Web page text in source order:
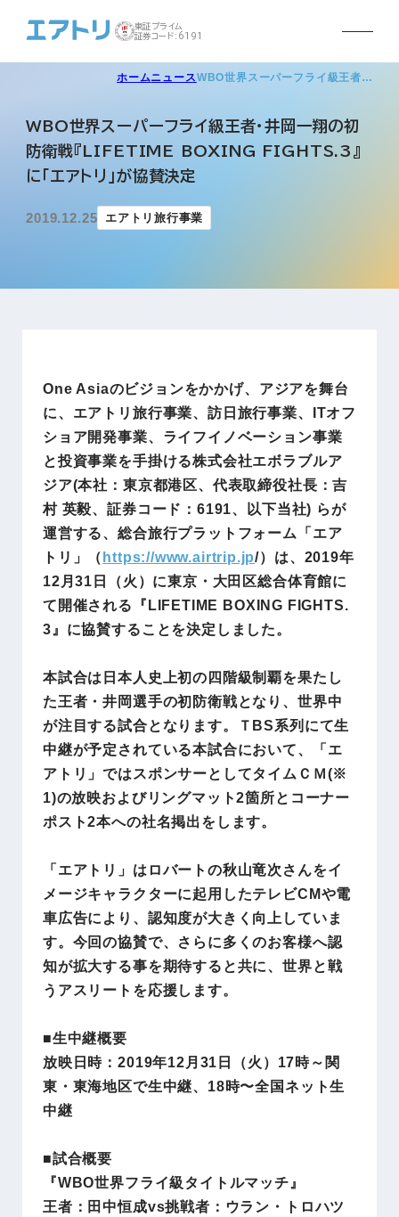
東証プライム
証券コード:6191
ホームニュースWBO世界スーパーフライ級王者…
WBO世界スーパーフライ級王者・井岡一翔の初
防衛戦『LIFETIME BOXING FIGHTS.3』
に「エアトリ」が協賛決定
2019.12.25 エアトリ旅行事業
One Asiaのビジョンをかかげ、アジアを舞台
に、エアトリ旅行事業、訪日旅行事業、ITオフ
ショア開発事業、ライフイノベーション事業
と投資事業を手掛ける株式会社エボラブルア
ジア(本社：東京都港区、代表取締役社長：吉
村 英毅、証券コード：6191、以下当社) らが
運営する、総合旅行プラットフォーム「エア
トリ」（https://www.airtrip.jp/）は、2019年
12月31日（火）に東京・大田区総合体育館に
て開催される『LIFETIME BOXING FIGHTS.
3』に協賛することを決定しました。
本試合は日本人史上初の四階級制覇を果たし
た王者・井岡選手の初防衛戦となり、世界中
が注目する試合となります。ＴBS系列にて生
中継が予定されている本試合において、「エ
アトリ」ではスポンサーとしてタイムＣＭ(※
1)の放映およびリングマット2箇所とコーナー
ポスト2本への社名掲出をします。
「エアトリ」はロバートの秋山竜次さんをイ
メージキャラクターに起用したテレビCMや電
車広告により、認知度が大きく向上していま
す。今回の協賛で、さらに多くのお客様へ認
知が拡大する事を期待すると共に、世界と戦
うアスリートを応援します。
■生中継概要
放映日時：2019年12月31日（火）17時～関
東・東海地区で生中継、18時〜全国ネット生
中継
■試合概要
『WBO世界フライ級タイトルマッチ』
王者：田中恒成vs挑戦者：ウラン・トロハツ